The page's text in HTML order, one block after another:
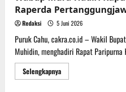
Raperda
Redaksi 5 Juni 2026
Puruk Cahu, cakra.co.id – Wakil
Muhidin, menghadiri Rapat Paripurna
SelengkapnyaRead
more